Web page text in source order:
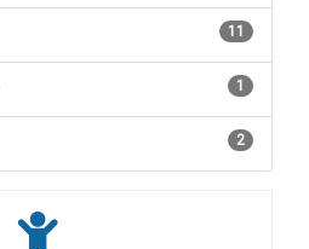
11
1
2